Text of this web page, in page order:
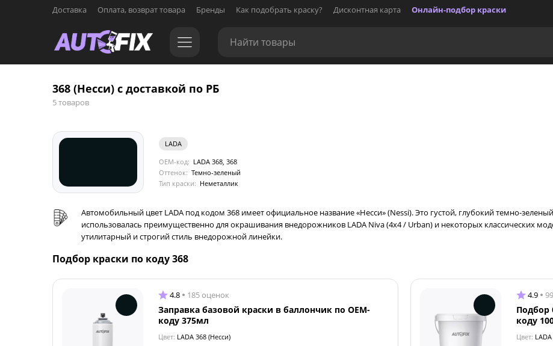
Доставка Оплата, возврат товара Бренды Как подобрать краску? Дисконтная карта Онлайн-подбор краски
368 (Несси) с доставкой по РБ
5 товаров
LADA
OEM-код: LADA 368, 368
Оттенок: Темно-зеленый
Тип краски: Неметаллик
Автомобильный цвет LADA под кодом 368 имеет официальное название «Несси» (Nessi). Это густой, глубокий темно-
использовалась преимущественно для окрашивания внедорожников LADA Niva (4х4 / Urban) и некоторых классических
утилитарный и строгий стиль внедорожной линейки.
Подбор краски по коду 368
4.8 185 оценок
Заправка базовой краски в баллончик по OEM-
коду 375мл
Цвет: LADA 368 (Несси)
4.9
Подбор
коду
Цвет: